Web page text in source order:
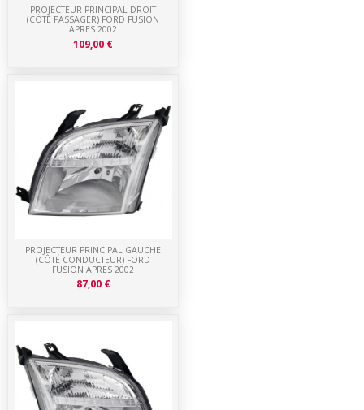
PROJECTEUR PRINCIPAL GAUCHE
(CÔTÉ CONDUCTEUR) FORD
FUSION APRES 2002
87,00 €
PROJECTEUR PRINCIPAL DROIT
(CÔTÉ PASSAGER) FORD FUSION
APRES 2002
109,00 €